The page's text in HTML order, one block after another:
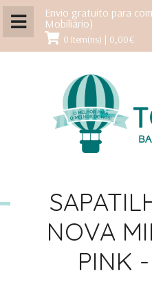
Envio gratuito para
Mobiliário)
0 Item(ns) | 0,00€
NOVA
PINK